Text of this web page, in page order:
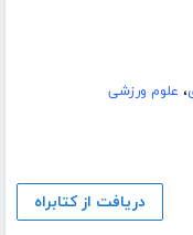
، علوم ورزشی
دریافت از کتابراه